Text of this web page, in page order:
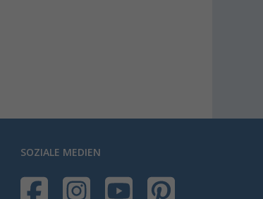
SOZIALE MEDIEN